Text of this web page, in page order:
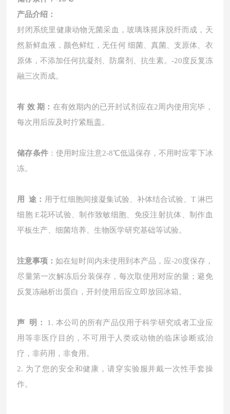
产品介绍：
封闭系统里健康动物无菌采血，玻璃珠摇床脱纤而成，天
然新鲜血液，颜色鲜红，无任何 细菌、真菌、支原体、衣
原体，不添加任何抗凝剂、防腐剂、抗生素。 -20度反复冻
融三次而成。
有 效 期： 在有效期内的已开封试剂应在2周内使用完毕，
每次用后应及时拧紧瓶盖。
储存条件：使用时应注意2-8℃低温保存，不用时应零下冰
冻。
用 途 ： 用于红细胞间接凝集试验、补体结合试验、 T 淋巴
细胞 E花环试验、制作致敏细胞、免疫注射抗体、制作血
平板生产、细菌培养、生物医学研究基础等试验。
注意事项 ：如在短时间内未使用到本产品，应-20度保存，
尽量第一次解冻后分装保存，每次取使用对应的量；避免
反复冻融析出蛋白，开封使用后应立即放回冰箱。
声 明 ：
1. 本公司的所有产品仅用于科学研究或者工业应
用等非医疗目的，不可用于人类或动物的临床诊断或治
疗，非药用，非食用。
2. 为了您的安全和健康，请穿实验服并戴一次性手套操
作。